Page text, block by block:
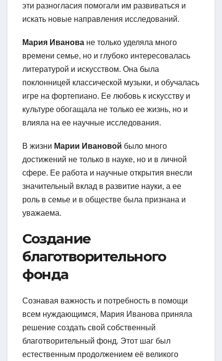
эти разногласия помогали им развиваться и
искать новые направления исследований.
Мария Иванова не только уделяла много
времени семье, но и глубоко интересовалась
литературой и искусством. Она была
поклонницей классической музыки, и обучалась
игре на фортепиано. Ее любовь к искусству и
культуре обогащала не только ее жизнь, но и
влияла на ее научные исследования.
В жизни Марии Ивановой было много
достижений не только в науке, но и в личной
сфере. Ее работа и научные открытия внесли
значительный вклад в развитие науки, а ее
роль в семье и в обществе была признана и
уважаема.
Создание
благотворительного
фонда
Сознавая важность и потребность в помощи
всем нуждающимся, Мария Иванова приняла
решение создать свой собственный
благотворительный фонд. Этот шаг был
естественным продолжением её великого